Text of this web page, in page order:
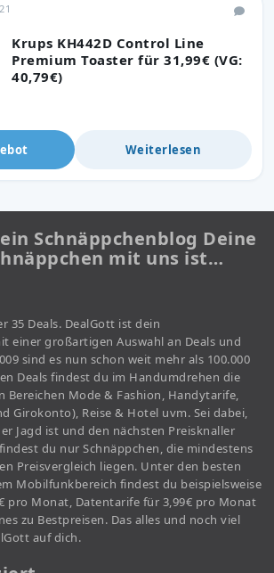
Krups KH442D Control Line
Premium Toaster für 31,99€ (VG:
40,79€)
Weiterlesen
Schnäppchenblog Deine
mit uns ist…
35 Deals. DealGott ist dein
einer großartigen Auswahl an Deals und
sind es nun schon weit mehr als 100.000
Deals findest du im Handumdrehen die
Bereichen Mode & Fashion, Handytarife,
Girokonto), Reise & Hotel uvm. Sei dabei,
Jagd ist und den nächsten Preisknaller
du nur Schnäppchen, die mindestens
Preisvergleich liegen. Unter den besten
Mobilfunkbereich findest du beispielsweise
pro Monat, Datentarife für 3,99€ pro Monat
zu Bestpreisen. Das alles und noch viel
auf dich.